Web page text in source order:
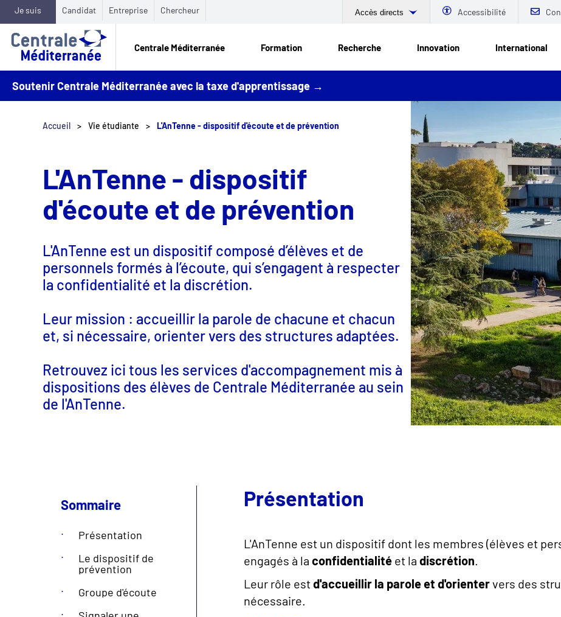
Je suis Candidat Entreprise Chercheur Accès directs Accessibilité
Centrale Méditerranée Formation Recherche Innovation International
Soutenir Centrale Méditerranée avec la taxe d'apprentissage →
Accueil Vie étudiante L'AnTenne - dispositif d'écoute et de prévention
L'AnTenne - dispositif
d'écoute et de prévention
L'AnTenne est un dispositif composé d’élèves et de
personnels formés à l’écoute, qui s’engagent à respecter
la confidentialité et la discrétion.
Leur mission : accueillir la parole de chacune et chacun
et, si nécessaire, orienter vers des structures adaptées.
Retrouvez ici tous les services d'accompagnement mis à
dispositions des élèves de Centrale Méditerranée au sein
de l'AnTenne.
Sommaire
Présentation
Le dispositif de
prévention
Groupe d'écoute
Présentation
L'AnTenne est un dispositif dont les membres (élèves et
engagés à la confidentialité et la discrétion
Leur rôle estd'accueillir la parole et d'orientervers des
nécessaire.